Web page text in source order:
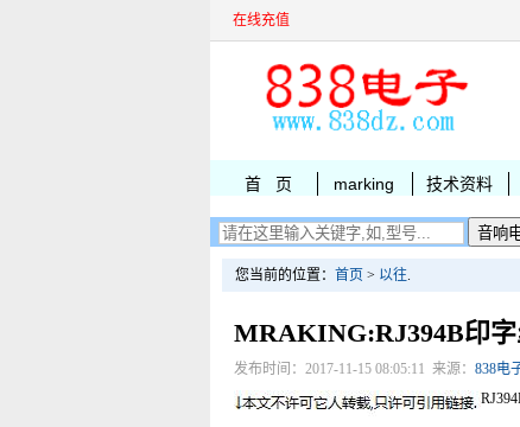
在线充值
首 页 marking 技术资料
您当前的位置： 首页 > 以往.
MRAKING:RJ394B印
发布时间：2017-11-15 08:05:11 来源： 838电